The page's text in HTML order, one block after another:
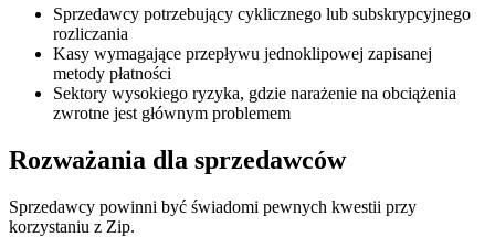
Sprzedawcy potrzebujący cyklicznego lub subskrypcyjnego
rozliczania
Kasy wymagające przepływu jednoklipowej zapisanej
metody płatności
Sektory wysokiego ryzyka, gdzie narażenie na obciążenia
zwrotne jest głównym problemem
Rozważania dla sprzedawców
Sprzedawcy powinni być świadomi pewnych kwestii przy
korzystaniu z Zip.